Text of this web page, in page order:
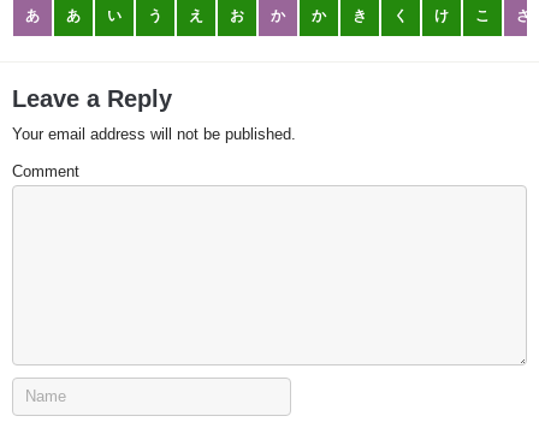
あ あ い う え お か か き く け こ さ
Leave a Reply
Your email address will not be published.
Comment